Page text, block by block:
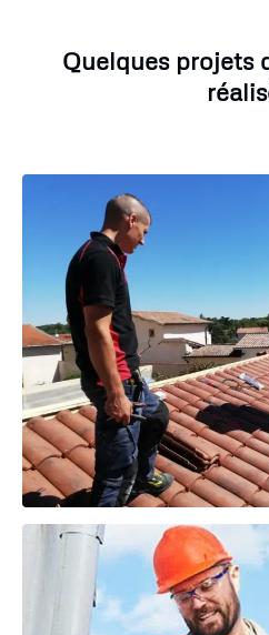
Quelques projets